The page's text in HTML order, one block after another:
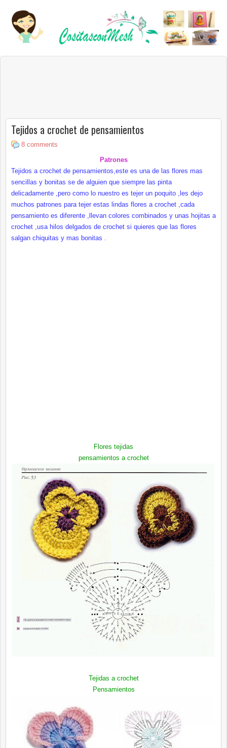
Tejidos a crochet de pensamientos
8 comments
Patrones
Tejidos a crochet de pensamientos,este es una de las flores mas
sencillas y bonitas se de alguien que siempre las pinta
delicadamente ,pero como lo nuestro es tejer un poquito ,les dejo
muchos patrones para tejer estas lindas flores a crochet ,cada
pensamiento es diferente ,llevan colores combinados y unas hojitas a
crochet ,usa hilos delgados de crochet si quieres que las flores
salgan chiquitas y mas bonitas .
Flores tejidas
pensamientos a crochet
Tejidas a crochet
Pensamientos